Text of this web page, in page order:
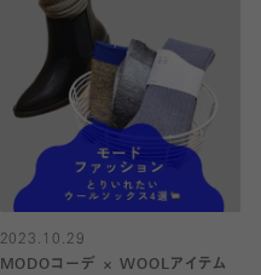
2023.10.29
MODOコーデ × WOOLアイテム